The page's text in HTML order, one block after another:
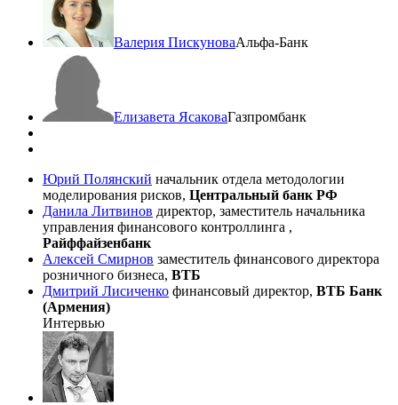
Валерия ПискуноваАльфа-Банк
Елизавета ЯсаковаГазпромбанк
Юрий Полянский начальник отдела методологии
моделирования рисков, Центральный банк РФ
Данила Литвинов директор, заместитель начальника
управления финансового контроллинга ,
Райффайзенбанк
Алексей Смирнов заместитель финансового директора
розничного бизнеса, ВТБ
Дмитрий Лисиченко финансовый директор, ВТБ Банк
(Армения)
Интервью